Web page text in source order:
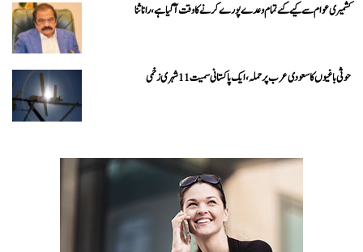
کشمیری عوام سے کیے گئے تمام وعدے پورے کرنے کا وقت آ گیا ہے، رانا ثنا
حوثی باغیوں کا سعودی عرب پر حملہ، ایک پاکستانی سمیت 11 شہری زخمی